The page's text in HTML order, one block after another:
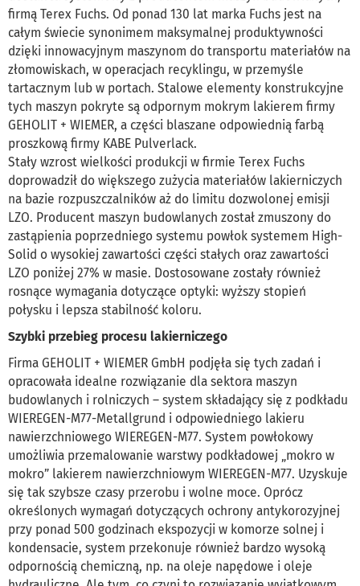
firmą Terex Fuchs. Od ponad 130 lat marka Fuchs jest na
całym świecie synonimem maksymalnej produktywności
dzięki innowacyjnym maszynom do transportu materiałów na
złomowiskach, w operacjach recyklingu, w przemyśle
tartacznym lub w portach. Stalowe elementy konstrukcyjne
tych maszyn pokryte są odpornym mokrym lakierem firmy
GEHOLIT + WIEMER, a części blaszane odpowiednią farbą
proszkową firmy KABE Pulverlack.
Stały wzrost wielkości produkcji w firmie Terex Fuchs
doprowadził do większego zużycia materiałów lakierniczych
na bazie rozpuszczalników aż do limitu dozwolonej emisji
LZO. Producent maszyn budowlanych został zmuszony do
zastąpienia poprzedniego systemu powłok systemem High-
Solid o wysokiej zawartości części stałych oraz zawartości
LZO poniżej 27% w masie. Dostosowane zostały również
rosnące wymagania dotyczące optyki: wyższy stopień
połysku i lepsza stabilność koloru.
Szybki przebieg procesu lakierniczego
Firma GEHOLIT + WIEMER GmbH podjęła się tych zadań i
opracowała idealne rozwiązanie dla sektora maszyn
budowlanych i rolniczych – system składający się z podkładu
WIEREGEN-M77-Metallgrund i odpowiedniego lakieru
nawierzchniowego WIEREGEN-M77. System powłokowy
umożliwia przemalowanie warstwy podkładowej „mokro w
mokro” lakierem nawierzchniowym WIEREGEN-M77. Uzyskuje
się tak szybsze czasy przerobu i wolne moce. Oprócz
określonych wymagań dotyczących ochrony antykorozyjnej
przy ponad 500 godzinach ekspozycji w komorze solnej i
kondensacie, system przekonuje również bardzo wysoką
odpornością chemiczną, np. na oleje napędowe i oleje